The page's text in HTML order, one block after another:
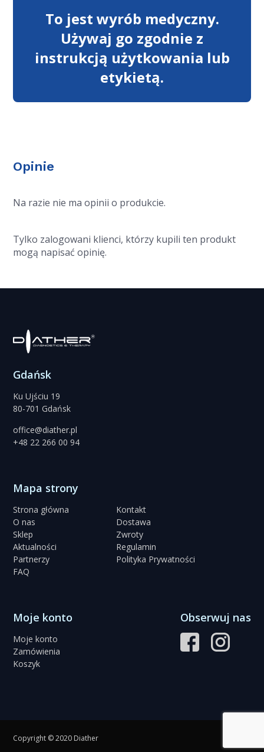
To jest wyrób medyczny.
Używaj go zgodnie z
instrukcją użytkowania lub
etykietą.
Opinie
Na razie nie ma opinii o produkcie.
Tylko zalogowani klienci, którzy kupili ten produkt
mogą napisać opinię.
Gdańsk
Ku Ujściu 19
80-701 Gdańsk
office@diather.pl
+48 22 266 00 94
Mapa strony
Strona główna
O nas
Sklep
Aktualności
Partnerzy
FAQ
Kontakt
Dostawa
Zwroty
Regulamin
Polityka Prywatności
Moje konto
Moje konto
Zamówienia
Koszyk
Obserwuj nas
Copyright © 2020 Diather